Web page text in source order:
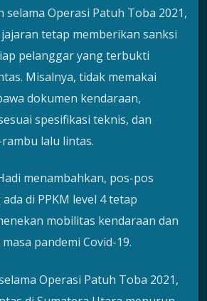
selama Operasi Patuh Toba 2021,
tetap memberikan sanksi
pelanggar yang terbukti
Misalnya, tidak memakai
dokumen kendaraan,
spesifikasi teknis, dan
lalu lintas.
menambahkan, pos-pos
di PPKM level 4 tetap
mobilitas kendaraan dan
pandemi Covid-19.
Operasi Patuh Toba 2021,